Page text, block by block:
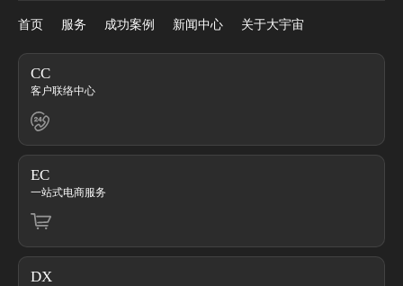
首页 服务 成功案例 新闻中心 关于大宇宙
CC
客户联络中心
EC
一站式电商服务
DX